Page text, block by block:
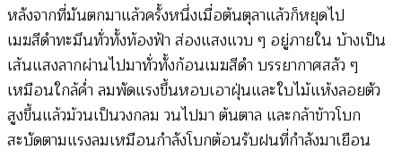
หลังจากที่มันตกมาแล้วครั้งหนึ่งเมื่อต้นตุลาแล้วก็หยุดไป
เมฆสีดำทะมึนทั่วทั้งท้องฟ้า ส่องแสงแวบ ๆ อยู่ภายใน บ้างเป็น
เส้นแสงลากผ่านไปมาทั่วทั้งก้อนเมฆสีดำ บรรยากาศสลัว ๆ
เหมือนใกล้ค่ำ ลมพัดแรงขึ้นหอบเอาฝุ่นและใบไม้แห้งลอยตัว
สูงขึ้นแล้วม้วนเป็นวงกลม วนไปมา ต้นตาล และกล้าข้าวโบก
สะบัดตามแรงลมเหมือนกำลังโบกต้อนรับฝนที่กำลังมาเยือน